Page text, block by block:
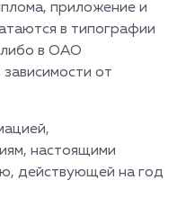
приложение и
в типографии
в ОАО
от
настоящими
действующей на год